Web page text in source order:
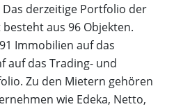
derzeitige Portfolio der
aus 96 Objekten.
Immobilien auf das
auf das Trading- und
Zu den Mietern gehören
wie Edeka, Netto,